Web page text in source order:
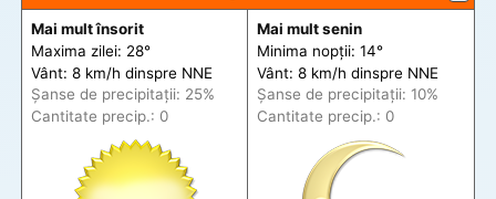
Mai mult însorit
Maxima zilei: 28°
Vânt: 8 km/h dinspre NNE
Șanse de precipitații: 25%
Cantitate precip.: 0
Mai mult senin
Minima nopții: 14°
Vânt: 8 km/h dinspre NNE
Șanse de precipitații: 10%
Cantitate precip.: 0